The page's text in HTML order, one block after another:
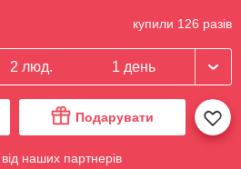
купили 126 разів
2 люд. 1 день
Подарувати
наших партнерів